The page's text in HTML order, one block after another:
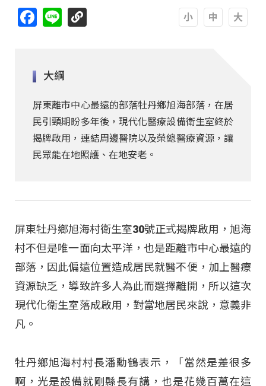
Facebook
Line
大綱
屏東離市中心最遠的部落牡丹鄉旭海部落，在居
民引頸期盼多年後，現代化醫療設備衛生室終於
揭牌啟用，連結周邊醫院以及榮總醫療資源，讓
民眾能在地照護、在地安老。
屏東牡丹鄉旭海村衛生室30號正式揭牌啟用，旭海
村不但是唯一面向太平洋，也是距離市中心最遠的
部落，因此偏遠位置造成居民就醫不便，加上醫療
資源缺乏，導致許多人為此而選擇離開，所以這次
現代化衛生室落成啟用，對當地居民來說，意義非
凡。
牡丹鄉旭海村村長潘勳鶴表示，「當然是差很多
啊，光是設備就剛縣長有講，也是花幾百萬在這